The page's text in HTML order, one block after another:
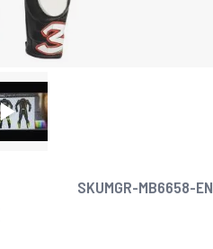
SKUMGR-MB6658-EN